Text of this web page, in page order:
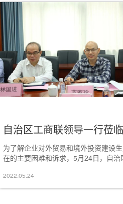
为了解企业对外贸易和境外投资建设
在的主要困难和诉求，5月24日，自治
行莅临桂林南药调研指导工作。公司
2022.05.24